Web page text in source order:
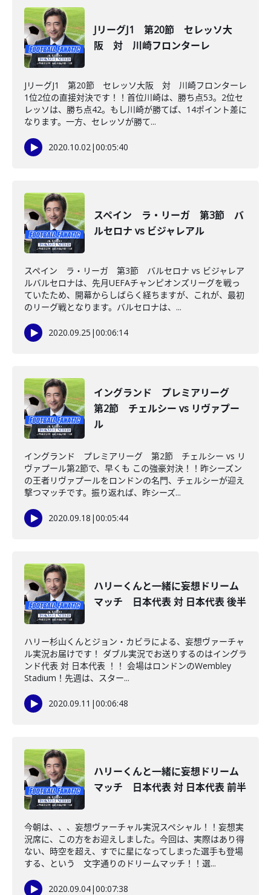
JリーグJ1 第20節 セレッソ大
阪 対 川崎フロンターレ
JリーグJ1 第20節 セレッソ大阪 対 川崎フロンターレ
1位2位の直接対決です！！首位川崎は、勝ち点53。2位セ
レッソは、勝ち点42。もし川崎が勝てば、14ポイント差に
なります。一方、セレッソが勝て...
2020.10.02|00:05:40
スペイン ラ・リーガ 第3節 バ
ルセロナ vs ビジャレアル
スペイン ラ・リーガ 第3節 バルセロナ vs ビジャレア
ルバルセロナは、先月UEFAチャンピオンズリーグを戦っ
ていたため、開幕からしばらく経ちますが、これが、最初
のリーグ戦となります。バルセロナは、...
2020.09.25 |00:06:14
イングランド プレミアリーグ
第2節 チェルシー vs リヴァプー
ル
イングランド プレミアリーグ 第2節 チェルシー vs リ
ヴァプール第2節で、早くも この強豪対決！！昨シーズン
の王者リヴァプールをロンドンの名門、チェルシーが迎え
撃つマッチです。振り返れば、昨シーズ...
2020.09.18 |00:05:44
ハリーくんと一緒に妄想ドリーム
マッチ 日本代表 対 日本代表 後半
ハリー杉山くんとジョン・カビラによる、妄想ヴァーチャ
ル実況お届けです！ ダブル実況でお送りするのはイングラ
ンド代表 対 日本代表 ！！ 会場はロンドンのWembley
Stadium！先週は、スター...
2020.09.11 |00:06:48
ハリーくんと一緒に妄想ドリーム
マッチ 日本代表 対 日本代表 前半
今朝は、、、妄想ヴァーチャル実況スペシャル！！妄想実
況席に、この方をお迎えしました。今回は、実際はあり得
ない、時空を超え、すでに星になってしまった選手も登場
する、という 文字通りのドリームマッチ！！選...
2020.09.04|00:07:38